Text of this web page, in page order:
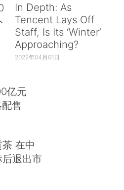
In Depth: As
Tencent Lays Off
Staff, Is Its ‘Winter’
Approaching?
2022年04月01日
亿元
售
在中
退出市